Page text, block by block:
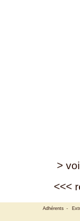
>
<<<
Adhérents -